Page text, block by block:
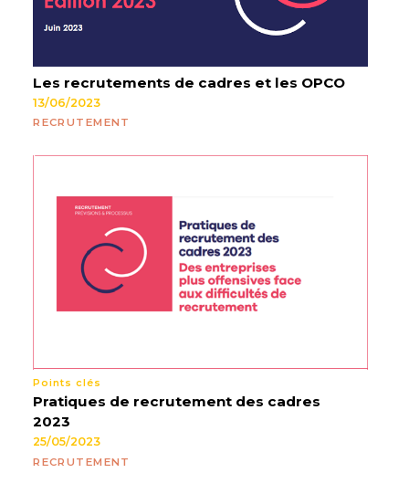
Les recrutements de cadres et les OPCO
13/06/2023
RECRUTEMENT
Points clés
Pratiques de recrutement des cadres
2023
25/05/2023
RECRUTEMENT